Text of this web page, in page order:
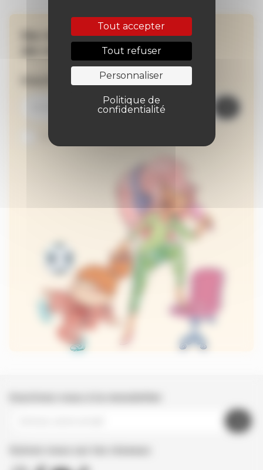
Tout accepter
Tout refuser
Personnaliser
Politique de
confidentialité
Ne manquez aucune
de nos actualités !
Inscrivez-vous à la newsletter
Je suis abonné au site